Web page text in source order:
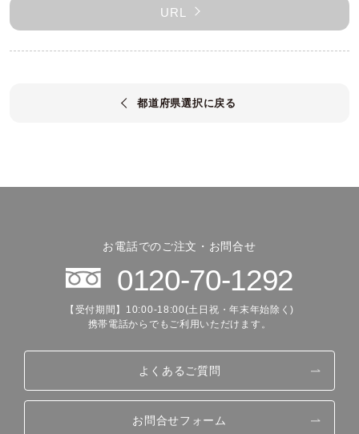
URL
都道府県選択に戻る
お電話でのご注文・お問合せ
0120-70-1292
【受付期間】10:00-18:00(土日祝・年末年始除く)
携帯電話からでもご利用いただけます。
よくあるご質問
お問合せフォーム